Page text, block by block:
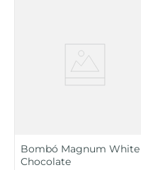
Bombó Magnum White
Chocolate